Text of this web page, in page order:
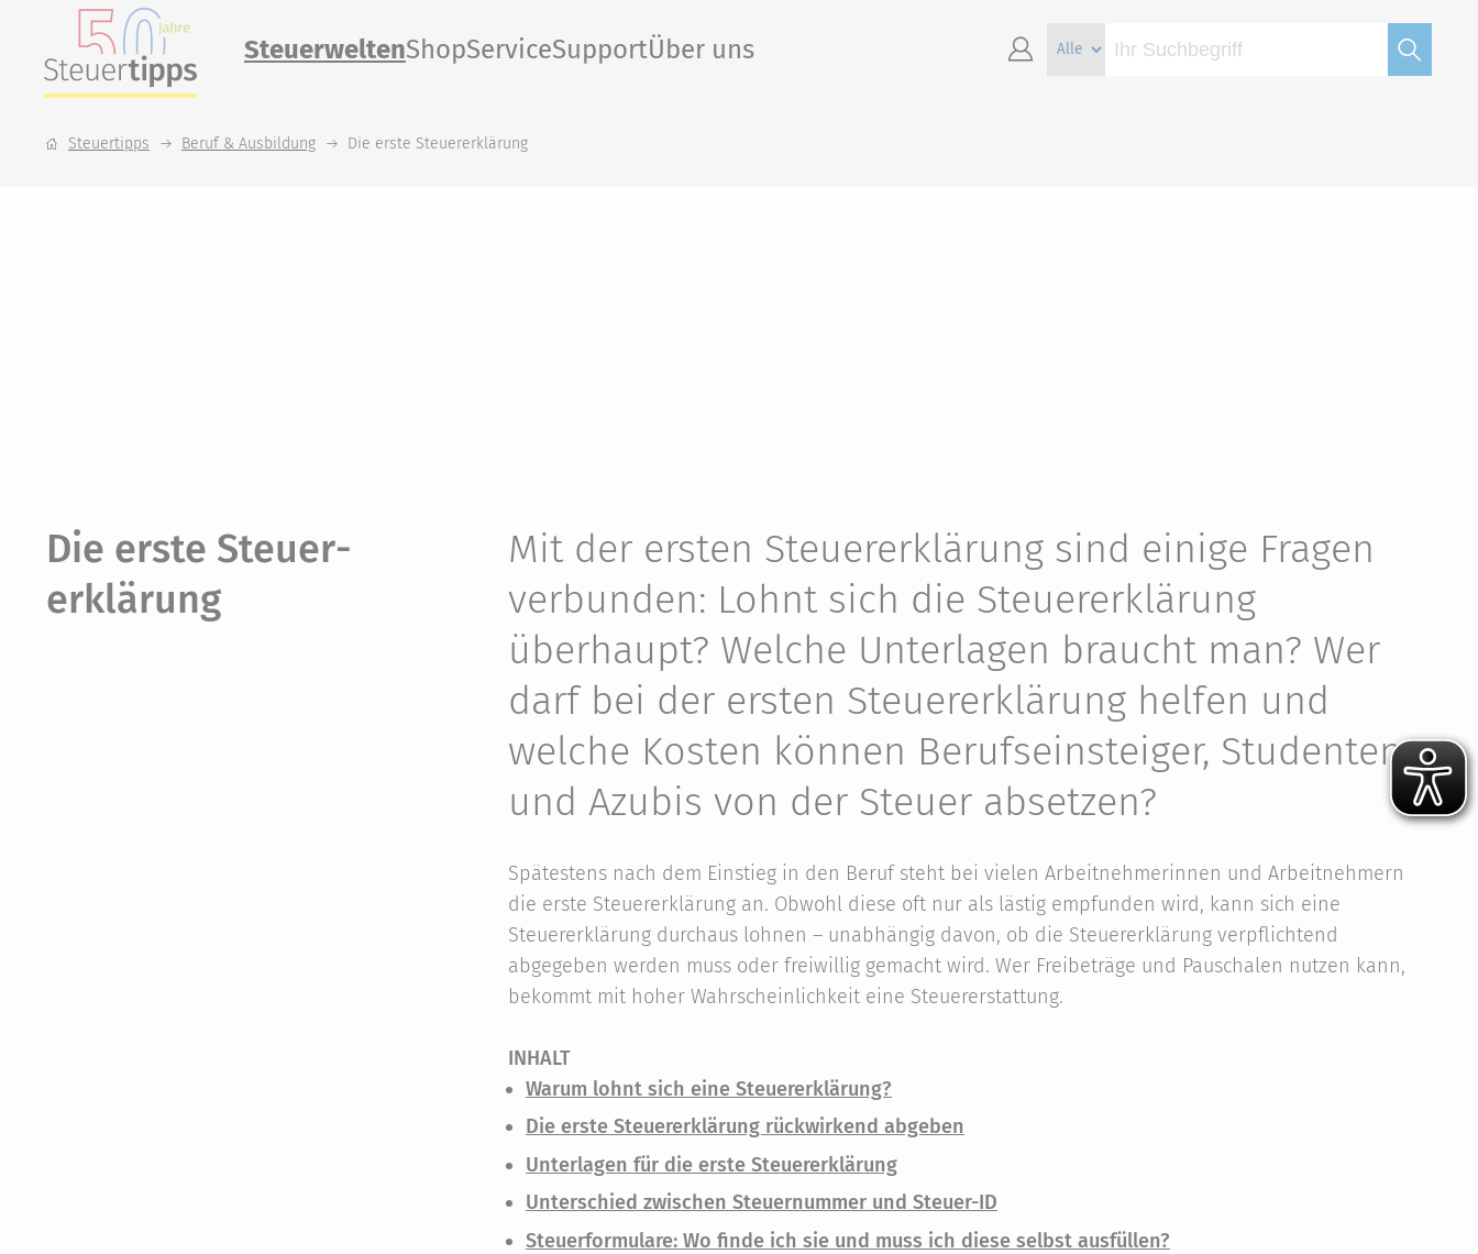
SteuerweltenShopServiceSupportÜber uns
Steuertipps Beruf & Ausbildung Die erste Steuererklärung
Die erste Steuer­
erklärung
Mit der ersten Steuererklärung sind einige Fragen
verbunden: Lohnt sich die Steuererklärung
überhaupt? Welche Unterlagen braucht man? Wer
darf bei der ersten Steuererklärung helfen und
welche Kosten können Berufseinsteiger, Studenten
und Azubis von der Steuer absetzen?
Spätestens nach dem Einstieg in den Beruf steht bei vielen Arbeitnehmerinnen und Arbeitnehmern
die erste Steuererklärung an. Obwohl diese oft nur als lästig empfunden wird, kann sich eine
Steuererklärung durchaus lohnen – unabhängig davon, ob die Steuererklärung verpflichtend
abgegeben werden muss oder freiwillig gemacht wird. Wer Freibeträge und Pauschalen nutzen kann,
bekommt mit hoher Wahrscheinlichkeit eine Steuererstattung.
INHALT
Warum lohnt sich eine Steuererklärung?
Die erste Steuererklärung rückwirkend abgeben
Unterlagen für die erste Steuererklärung
Unterschied zwischen Steuernummer und Steuer-ID
Steuerformulare: Wo finde ich sie und muss ich diese selbst ausfüllen?